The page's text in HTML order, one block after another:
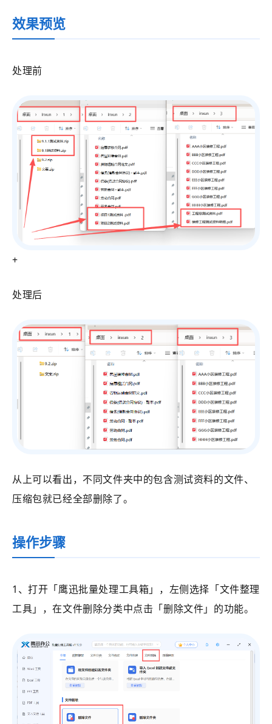
效果预览
处理前
+
处理后
从上可以看出，不同文件夹中的包含测试资料的文件、
压缩包就已经全部删除了。
操作步骤
1、打开 「鹰迅批量处理工具箱」 ，左侧选择 「文件整理
工具」 ，在文件删除分类中点击 「删除文件」的功能。